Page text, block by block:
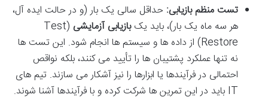
تست منظم بازیابی: حداقل سالی یک بار (و در حالت ایده آل،
هر سه ماه یک بار)، باید یکبازیابی آزمایشی (Test
Restore) از داده ها و سیستم ها انجام شود. این تست ها
نه تنها عملکرد پشتیبان ها را تأیید می کنند، بلکه نواقص
احتمالی در فرآیندها یا ابزارها را نیز آشکار می سازند. تیم های
IT باید در این تمرین ها شرکت کرده و با فرآیندها آشنا شوند.